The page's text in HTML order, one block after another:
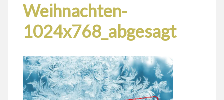
Weihnachten-
1024x768_abgesagt